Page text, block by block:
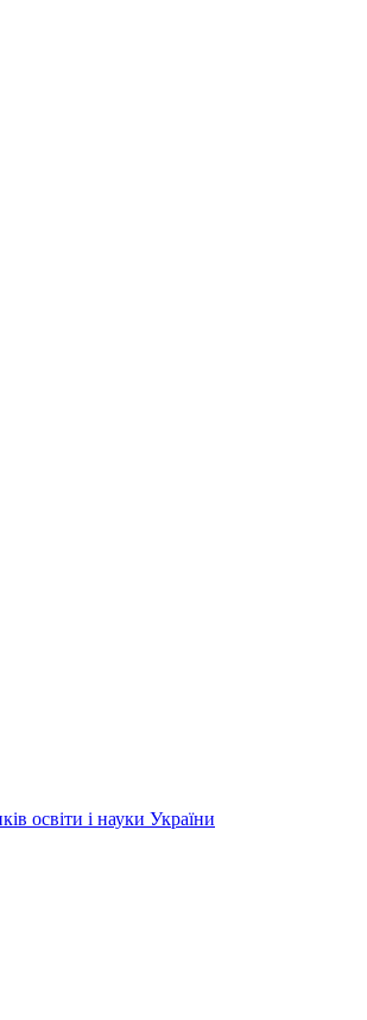
освіти і науки України